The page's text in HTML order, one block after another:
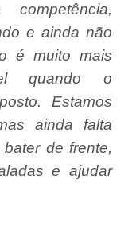
e ainda não
é muito mais
quando o
Estamos
ainda falta
de frente,
e ajudar